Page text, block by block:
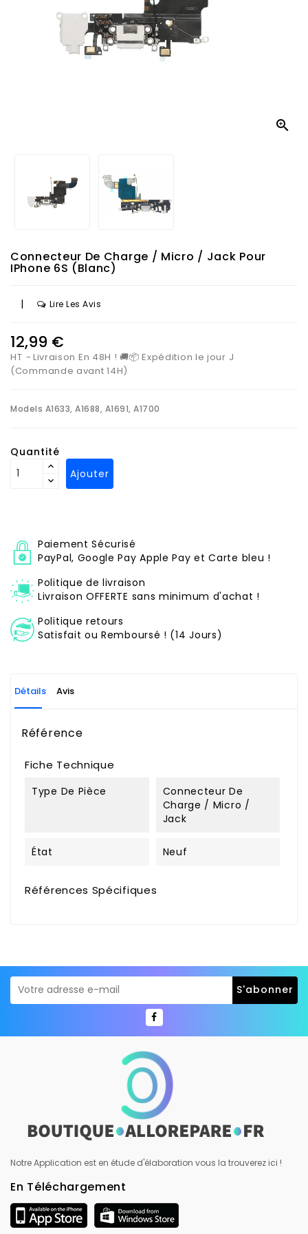

Connecteur De Charge / Micro / Jack Pour
IPhone 6S (Blanc)
| Lire Les Avis
12,99 €
HT
Livraison En 48H ! 🚚📦 Expédition le jour J
(Commande avant 14H)
Models A1633, A1688, A1691, A1700
Quantité
Ajouter
Paiement Sécurisé
PayPal, Google Pay Apple Pay et Carte bleu !
Politique de livraison
Livraison OFFERTE sans minimum d'achat !
Politique retours
Satisfait ou Remboursé ! (14 Jours)
Détails Avis
Référence
Fiche Technique
Type De Pièce
Connecteur De
Charge / Micro /
Jack
État Neuf
Références Spécifiques
Notre Application est en étude d'élaboration vous la trouverez ici !
En Téléchargement